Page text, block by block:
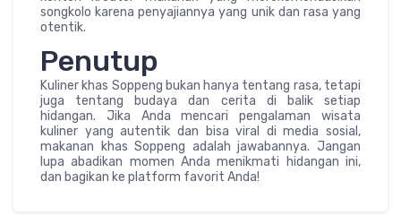
songkolo karena penyajiannya yang unik dan rasa yang
otentik.
Penutup
Kuliner khas Soppeng bukan hanya tentang rasa, tetapi
juga tentang budaya dan cerita di balik setiap
hidangan. Jika Anda mencari pengalaman wisata
kuliner yang autentik dan bisa viral di media sosial,
makanan khas Soppeng adalah jawabannya. Jangan
lupa abadikan momen Anda menikmati hidangan ini,
dan bagikan ke platform favorit Anda!